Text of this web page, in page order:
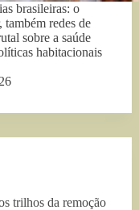
brasileiras: o
redes de
sobre a saúde
habitacionais
trilhos da remoção